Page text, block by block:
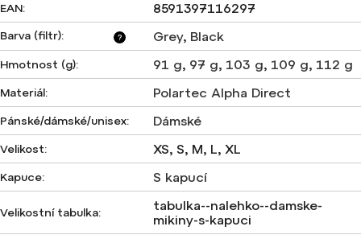
EAN: 8591397116297
?
Barva (filtr): Grey, Black
Hmotnost (g): 91 g, 97 g, 103 g, 109 g, 112 g
Materiál: Polartec Alpha Direct
Pánské/dámské/unisex: Dámské
Velikost: XS, S, M, L, XL
Kapuce: S kapucí
Velikostní tabulka:
tabulka--nalehko--damske-
mikiny-s-kapuci